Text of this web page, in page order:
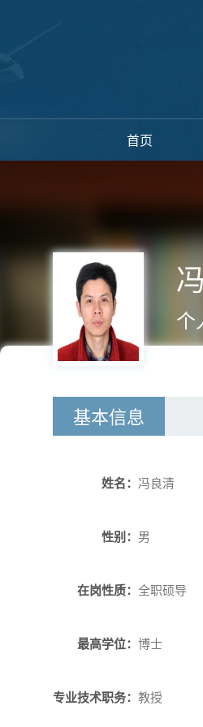
首页
个
基本信息
姓名： 冯良清
性别： 男
在岗性质： 全职硕导
最高学位： 博士
专业技术职务： 教授